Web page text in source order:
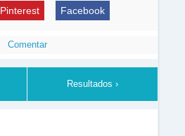
Pinterest Facebook
Comentar
Resultados ›